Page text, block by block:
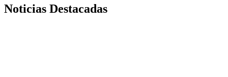
Noticias Destacadas